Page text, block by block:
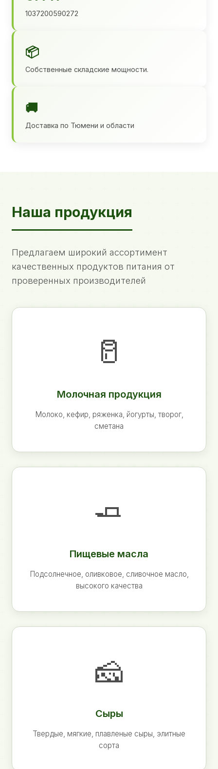
1037200590272
📦
Собственные складские мощности.
🚚
Доставка по Тюмени и области
Наша продукция
Предлагаем широкий ассортимент
качественных продуктов питания от
проверенных производителей
🥛
Молочная продукция
Молоко, кефир, ряженка, йогурты, творог,
сметана
🧈
Пищевые масла
Подсолнечное, оливковое, сливочное масло,
высокого качества
🧀
Сыры
Твердые, мягкие, плавленые сыры, элитные
сорта